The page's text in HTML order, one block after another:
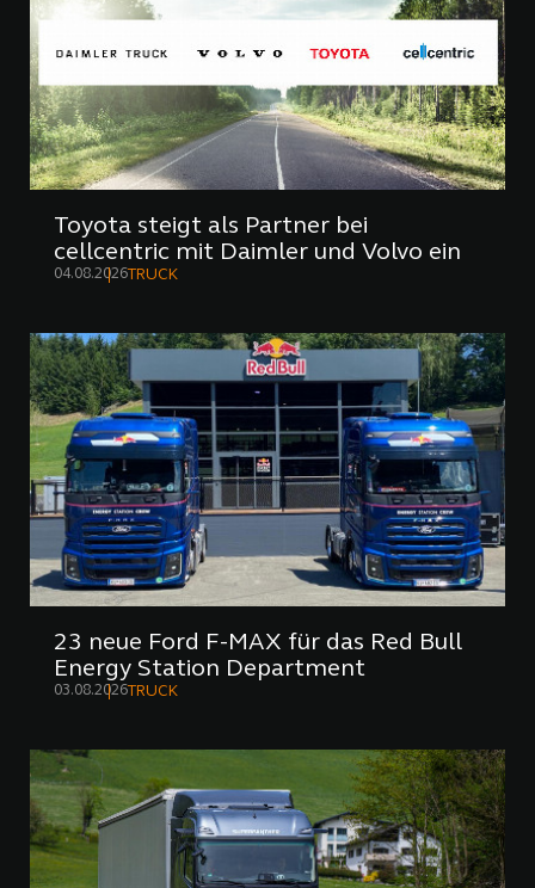
Toyota steigt als Partner bei
cellcentric mit Daimler und Volvo ein
04.08.2026TRUCK
23 neue Ford F-MAX für das Red Bull
Energy Station Department
03.08.2026TRUCK